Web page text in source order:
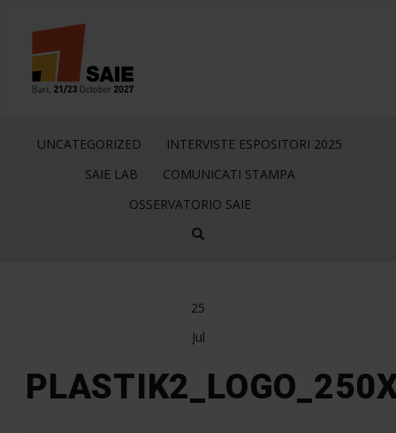
UNCATEGORIZED
INTERVISTE ESPOSITORI 2025
SAIE LAB
COMUNICATI STAMPA
OSSERVATORIO SAIE
25
Jul